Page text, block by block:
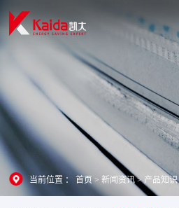
当前位置 ：首页>新闻资讯>产品知识